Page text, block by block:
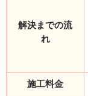
解決までの流
れ
施工料金